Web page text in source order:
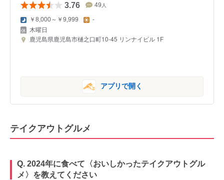
3.76 49 人
￥8,000～￥9,999 -
木曜日
鹿児島県鹿児島市樋之口町10-45 リンナイビル 1F
アプリで開く
テイクアウトグルメ
Q. 2024年に食べて〈おいしかったテイクアウトグル
メ〉を教えてください